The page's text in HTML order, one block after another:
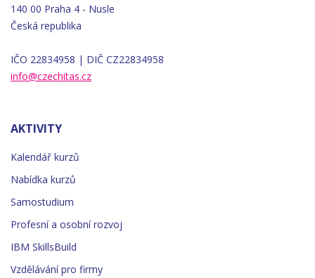
140 00 Praha 4 - Nusle
Česká republika
IČO 22834958 | DIČ CZ22834958
info@czechitas.cz
AKTIVITY
Kalendář kurzů
Nabídka kurzů
Samostudium
Profesní a osobní rozvoj
IBM SkillsBuild
Vzdělávání pro firmy